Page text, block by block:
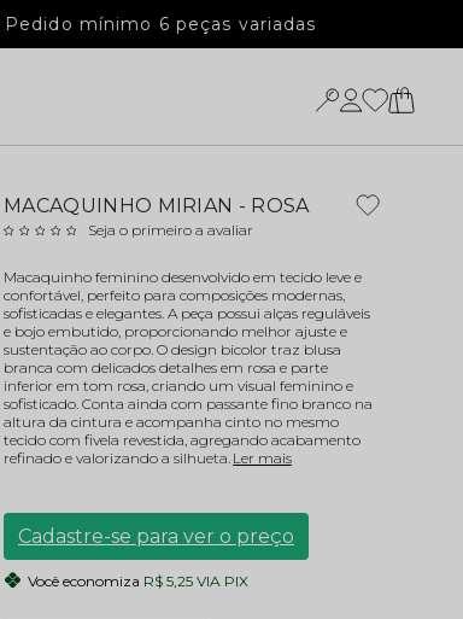
Pedido mínimo 6 peças variadas
MACAQUINHO MIRIAN - ROSA
Seja o primeiro a avaliar
Macaquinho feminino desenvolvido em tecido leve e
confortável, perfeito para composições modernas,
sofisticadas e elegantes. A peça possui alças reguláveis
e bojo embutido, proporcionando melhor ajuste e
sustentação ao corpo. O design bicolor traz blusa
branca com delicados detalhes em rosa e parte
inferior em tom rosa, criando um visual feminino e
sofisticado. Conta ainda com passante fino branco na
altura da cintura e acompanha cinto no mesmo
tecido com fivela revestida, agregando acabamento
refinado e valorizando a silhueta. Ler mais
Cadastre-se para ver o preço
Você economiza R$ 5,25 VIA PIX